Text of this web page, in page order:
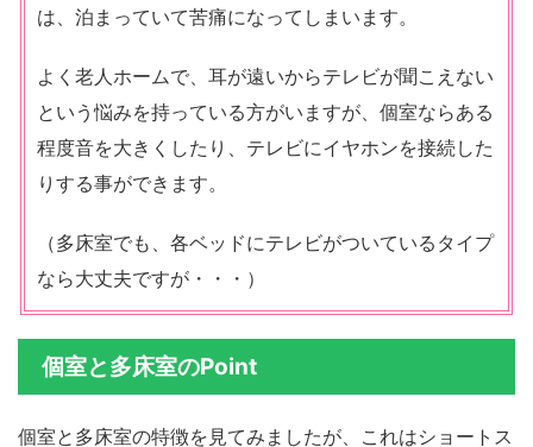
は、泊まっていて苦痛になってしまいます。
よく老人ホームで、耳が遠いからテレビが聞こえない
という悩みを持っている方がいますが、個室ならある
程度音を大きくしたり、テレビにイヤホンを接続した
りする事ができます。
（多床室でも、各ベッドにテレビがついているタイプ
なら大丈夫ですが・・・）
個室と多床室のPoint
個室と多床室の特徴を見てみましたが、これはショートス